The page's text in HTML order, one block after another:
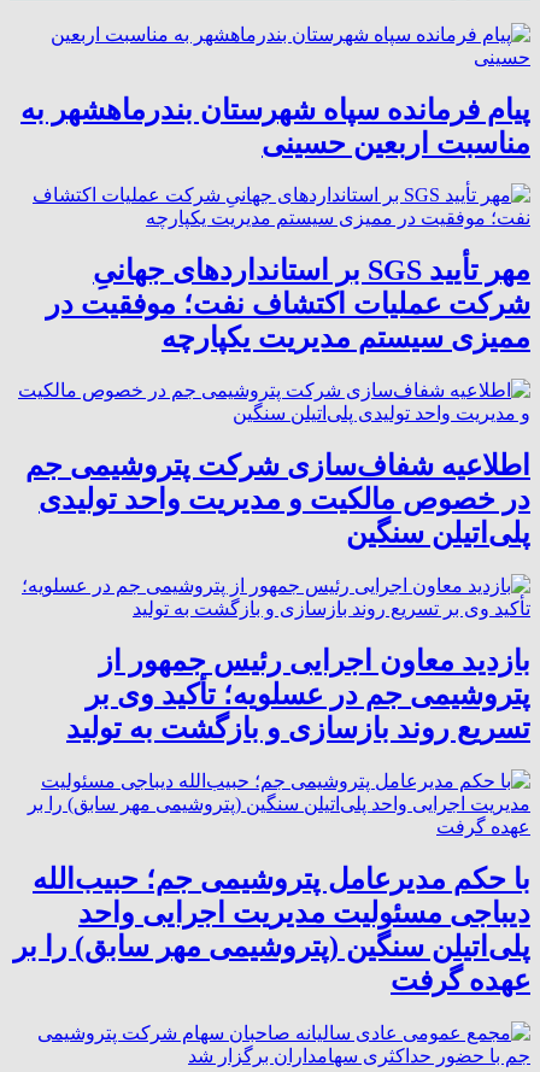
پیام فرمانده سپاه شهرستان بندرماهشهر به
مناسبت اربعین حسینی
مهر تأیید SGS بر استانداردهای جهانیِ
شرکت عملیات اکتشاف نفت؛ موفقیت در
ممیزی سیستم مدیریت یکپارچه
اطلاعیه شفاف‌سازی شرکت پتروشیمی جم
در خصوص مالکیت و مدیریت واحد تولیدی
پلی‌اتیلن سنگین
بازدید معاون اجرایی رئیس جمهور از
پتروشیمی جم در عسلویه؛ تأکید وی بر
تسریع روند بازسازی و بازگشت به تولید
با حکم مدیرعامل پتروشیمی جم؛ حبیب‌الله
دیباجی مسئولیت مدیریت اجرایی واحد
پلی‌اتیلن سنگین (پتروشیمی مهر سابق) را بر
عهده گرفت